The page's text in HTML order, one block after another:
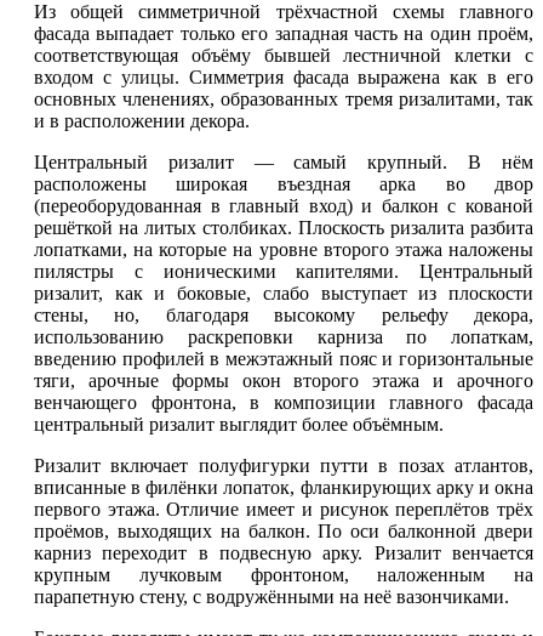
Из общей симметричной трёхчастной схемы главного
фасада выпадает только его западная часть на один проём,
соответствующая объёму бывшей лестничной клетки с
входом с улицы. Симметрия фасада выражена как в его
основных членениях, образованных тремя ризалитами, так
и в расположении декора.
Центральный ризалит — самый крупный. В нём
расположены широкая въездная арка во двор
(переоборудованная в главный вход) и балкон с кованой
решёткой на литых столбиках. Плоскость ризалита разбита
лопатками, на которые на уровне второго этажа наложены
пилястры с ионическими капителями. Центральный
ризалит, как и боковые, слабо выступает из плоскости
стены, но, благодаря высокому рельефу декора,
использованию раскреповки карниза по лопаткам,
введению профилей в межэтажный пояс и горизонтальные
тяги, арочные формы окон второго этажа и арочного
венчающего фронтона, в композиции главного фасада
центральный ризалит выглядит более объёмным.
Ризалит включает полуфигурки путти в позах атлантов,
вписанные в филёнки лопаток, фланкирующих арку и окна
первого этажа. Отличие имеет и рисунок переплётов трёх
проёмов, выходящих на балкон. По оси балконной двери
карниз переходит в подвесную арку. Ризалит венчается
крупным лучковым фронтоном, наложенным на
парапетную стену, с водружёнными на неё вазончиками.